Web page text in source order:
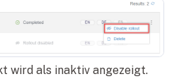
wird als inaktiv angezeigt.